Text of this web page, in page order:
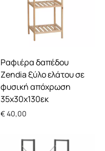
Ραφιέρα δαπέδου
Zendia ξύλο ελάτου σε
φυσική απόχρωση
35x30x130εκ
€40,00